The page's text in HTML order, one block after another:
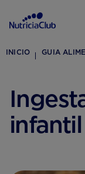
INICIO GUIA
infantil